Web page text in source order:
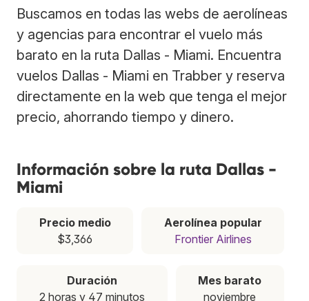
Buscamos en todas las webs de aerolíneas
y agencias para encontrar el vuelo más
barato en la ruta Dallas - Miami. Encuentra
vuelos Dallas - Miami en Trabber y reserva
directamente en la web que tenga el mejor
precio, ahorrando tiempo y dinero.
Información sobre la ruta Dallas -
Miami
Precio medio
$3,366
Aerolínea popular
Frontier Airlines
Duración
2 horas y 47 minutos
Mes barato
noviembre